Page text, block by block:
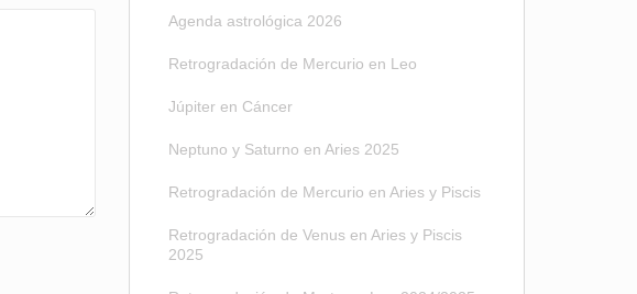
Agenda astrológica 2026
Retrogradación de Mercurio en Leo
Júpiter en Cáncer
Neptuno y Saturno en Aries 2025
Retrogradación de Mercurio en Aries y Piscis
Retrogradación de Venus en Aries y Piscis
2025